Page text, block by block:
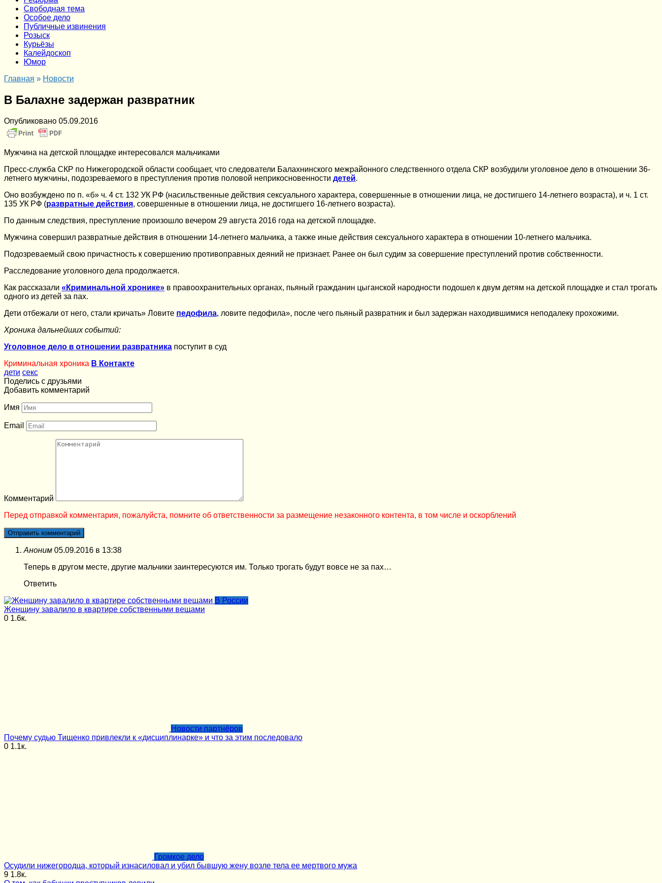
Cвободная тема
Особое дело
Публичные извинения
Розыск
Курьёзы
Калейдоскоп
Юмор
Главная » Новости
В Балахне задержан развратник
Опубликовано 05.09.2016
Мужчина на детской площадке интересовался мальчиками
Пресс-служба СКР по Нижегородской области сообщает, что следователи Балахнинского межрайонного следственного отдела СКР возбудили уголовное дело в отношении 36-
летнего мужчины, подозреваемого в преступления против половой неприкосновенности детей.
Оно возбуждено по п. «б» ч. 4 ст. 132 УК РФ (насильственные действия сексуального характера, совершенные в отношении лица, не достигшего 14-летнего возраста), и ч. 1 ст.
135 УК РФ (развратные действия, совершенные в отношении лица, не достигшего 16-летнего возраста).
По данным следствия, преступление произошло вечером 29 августа 2016 года на детской площадке.
Мужчина совершил развратные действия в отношении 14-летнего мальчика, а также иные действия сексуального характера в отношении 10-летнего мальчика.
Подозреваемый свою причастность к совершению противоправных деяний не признает. Ранее он был судим за совершение преступлений против собственности.
Расследование уголовного дела продолжается.
Как рассказали «Криминальной хронике» в правоохранительных органах, пьяный гражданин цыганской народности подошел к двум детям на детской площадке и стал трогать
одного из детей за пах.
Дети отбежали от него, стали кричать» Ловите педофила, ловите педофила», после чего пьяный развратник и был задержан находившимися неподалеку прохожими.
Хроника дальнейших событий:
Уголовное дело в отношении развратника поступит в суд
Криминальная хроника В Контакте
дети секс
Поделись с друзьями
Добавить комментарий
Имя
Email
Комментарий
Перед отправкой комментария, пожалуйста, помните об ответственности за размещение незаконного контента, в том числе и оскорблений
Аноним 05.09.2016 в 13:38
Теперь в другом месте, другие мальчики заинтересуются им. Только трогать будут вовсе не за пах…
Ответить
В России
Женщину завалило в квартире собственными вещами
0 1.6к.
Новости партнёров
Почему судью Тищенко привлекли к «дисциплинарке» и что за этим последовало
0 1.1к.
Громкое дело
Осудили нижегородца, который изнасиловал и убил бывшую жену возле тела ее мертвого мужа
9 1.8к.